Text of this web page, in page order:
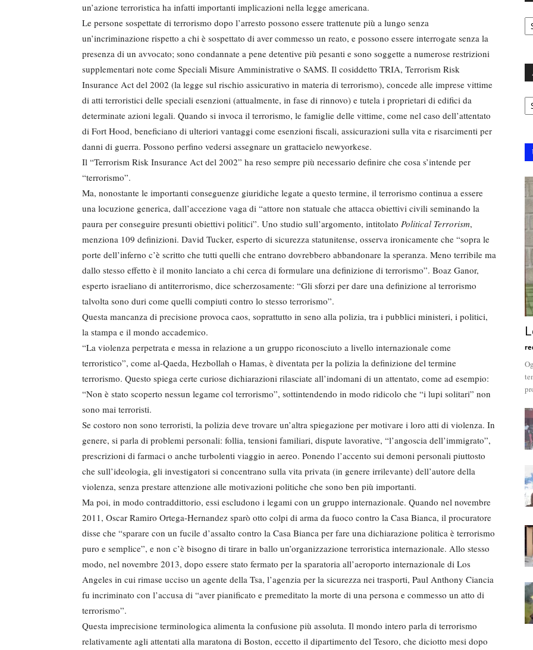
un’azione terroristica ha infatti importanti implicazioni nella legge americana.
Le persone sospettate di terrorismo dopo l’arresto possono essere trattenute più a lungo senza
un’incriminazione rispetto a chi è sospettato di aver commesso un reato, e possono essere interrogate senza la
presenza di un avvocato; sono condannate a pene detentive più pesanti e sono soggette a numerose restrizioni
supplementari note come Speciali Misure Amministrative o SAMS. Il cosiddetto TRIA, Terrorism Risk
Insurance Act del 2002 (la legge sul rischio assicurativo in materia di terrorismo), concede alle imprese vittime
di atti terroristici delle speciali esenzioni (attualmente, in fase di rinnovo) e tutela i proprietari di edifici da
determinate azioni legali. Quando si invoca il terrorismo, le famiglie delle vittime, come nel caso dell’attentato
di Fort Hood, beneficiano di ulteriori vantaggi come esenzioni fiscali, assicurazioni sulla vita e risarcimenti per
danni di guerra. Possono perfino vedersi assegnare un grattacielo newyorkese.
Il “Terrorism Risk Insurance Act del 2002” ha reso sempre più necessario definire che cosa s’intende per
“terrorismo”.
Ma, nonostante le importanti conseguenze giuridiche legate a questo termine, il terrorismo continua a essere
una locuzione generica, dall’accezione vaga di “attore non statuale che attacca obiettivi civili seminando la
paura per conseguire presunti obiettivi politici”. Uno studio sull’argomento, intitolato Political Terrorism,
menziona 109 definizioni. David Tucker, esperto di sicurezza statunitense, osserva ironicamente che “sopra le
porte dell’inferno c’è scritto che tutti quelli che entrano dovrebbero abbandonare la speranza. Meno terribile ma
dallo stesso effetto è il monito lanciato a chi cerca di formulare una definizione di terrorismo”. Boaz Ganor,
esperto israeliano di antiterrorismo, dice scherzosamente: “Gli sforzi per dare una definizione al terrorismo
talvolta sono duri come quelli compiuti contro lo stesso terrorismo”.
Questa mancanza di precisione provoca caos, soprattutto in seno alla polizia, tra i pubblici ministeri, i politici,
la stampa e il mondo accademico.
“La violenza perpetrata e messa in relazione a un gruppo riconosciuto a livello internazionale come
terroristico”, come al-Qaeda, Hezbollah o Hamas, è diventata per la polizia la definizione del termine
terrorismo. Questo spiega certe curiose dichiarazioni rilasciate all’indomani di un attentato, come ad esempio:
“Non è stato scoperto nessun legame col terrorismo”, sottintendendo in modo ridicolo che “i lupi solitari” non
sono mai terroristi.
Se costoro non sono terroristi, la polizia deve trovare un’altra spiegazione per motivare i loro atti di violenza. In
genere, si parla di problemi personali: follia, tensioni familiari, dispute lavorative, “l’angoscia dell’immigrato”,
prescrizioni di farmaci o anche turbolenti viaggio in aereo. Ponendo l’accento sui demoni personali piuttosto
che sull’ideologia, gli investigatori si concentrano sulla vita privata (in genere irrilevante) dell’autore della
violenza, senza prestare attenzione alle motivazioni politiche che sono ben più importanti.
Ma poi, in modo contraddittorio, essi escludono i legami con un gruppo internazionale. Quando nel novembre
2011, Oscar Ramiro Ortega-Hernandez sparò otto colpi di arma da fuoco contro la Casa Bianca, il procuratore
disse che “sparare con un fucile d’assalto contro la Casa Bianca per fare una dichiarazione politica è terrorismo
puro e semplice”, e non c’è bisogno di tirare in ballo un’organizzazione terroristica internazionale. Allo stesso
modo, nel novembre 2013, dopo essere stato fermato per la sparatoria all’aeroporto internazionale di Los
Angeles in cui rimase ucciso un agente della Tsa, l’agenzia per la sicurezza nei trasporti, Paul Anthony Ciancia
fu incriminato con l’accusa di “aver pianificato e premeditato la morte di una persona e commesso un atto di
terrorismo”.
Questa imprecisione terminologica alimenta la confusione più assoluta. Il mondo intero parla di terrorismo
relativamente agli attentati alla maratona di Boston, eccetto il dipartimento del Tesoro, che diciotto mesi dopo